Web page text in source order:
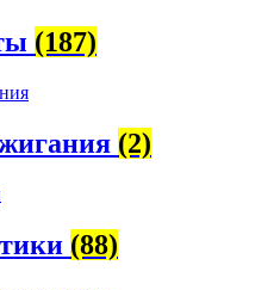
(187)
(2)
(88)